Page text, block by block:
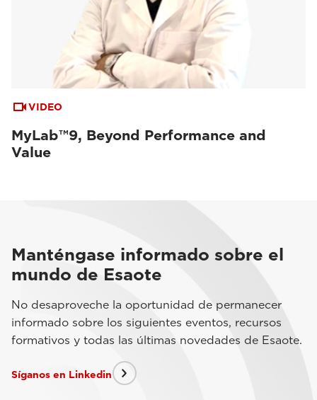
VIDEO
MyLab™9, Beyond Performance and
Value
Manténgase informado sobre el
mundo de Esaote
No desaproveche la oportunidad de permanecer
informado sobre los siguientes eventos, recursos
formativos y todas las últimas novedades de Esaote.
Síganos en Linkedin